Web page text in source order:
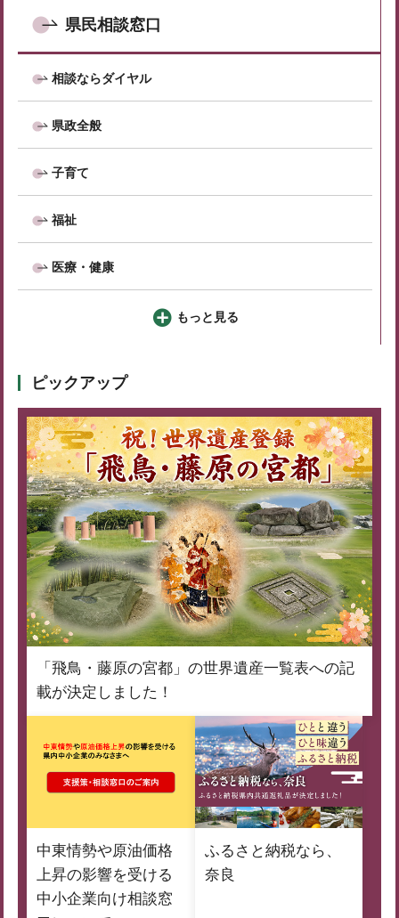
県民相談窓口
相談ならダイヤル
県政全般
子育て
福祉
医療・健康
もっと見る
ピックアップ
「飛鳥・藤原の宮都」の世界遺産一覧表への記
載が決定しました！
中東情勢や原油価格
上昇の影響を受ける
中小企業向け相談窓
ふるさと納税なら、
奈良